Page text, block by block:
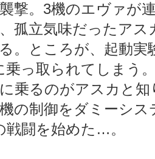
撃。3機のエヴァが
孤立気味だったアス
。ところが、起動実
乗っ取られてしまう
乗るのがアスカと
の制御をダミーシス
戦闘を始めた…。